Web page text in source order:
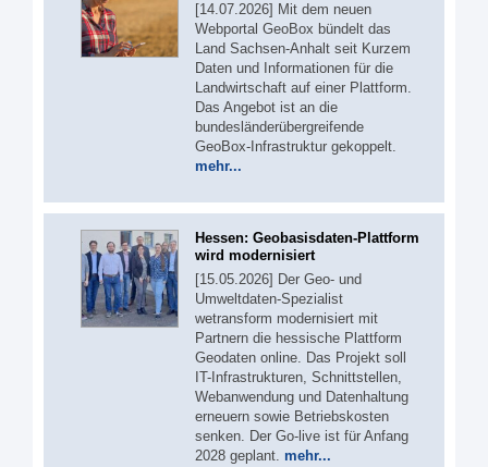
[14.07.2026] Mit dem neuen
Webportal GeoBox bündelt das
Land Sachsen-Anhalt seit Kurzem
Daten und Informationen für die
Landwirtschaft auf einer Plattform.
Das Angebot ist an die
bundesländerübergreifende
GeoBox-Infrastruktur gekoppelt.
mehr...
Hessen: Geobasisdaten-Plattform
wird modernisiert
[15.05.2026] Der Geo- und
Umweltdaten-Spezialist
wetransform modernisiert mit
Partnern die hessische Plattform
Geodaten online. Das Projekt soll
IT-Infrastrukturen, Schnittstellen,
Webanwendung und Datenhaltung
erneuern sowie Betriebskosten
senken. Der Go-live ist für Anfang
2028 geplant. mehr...